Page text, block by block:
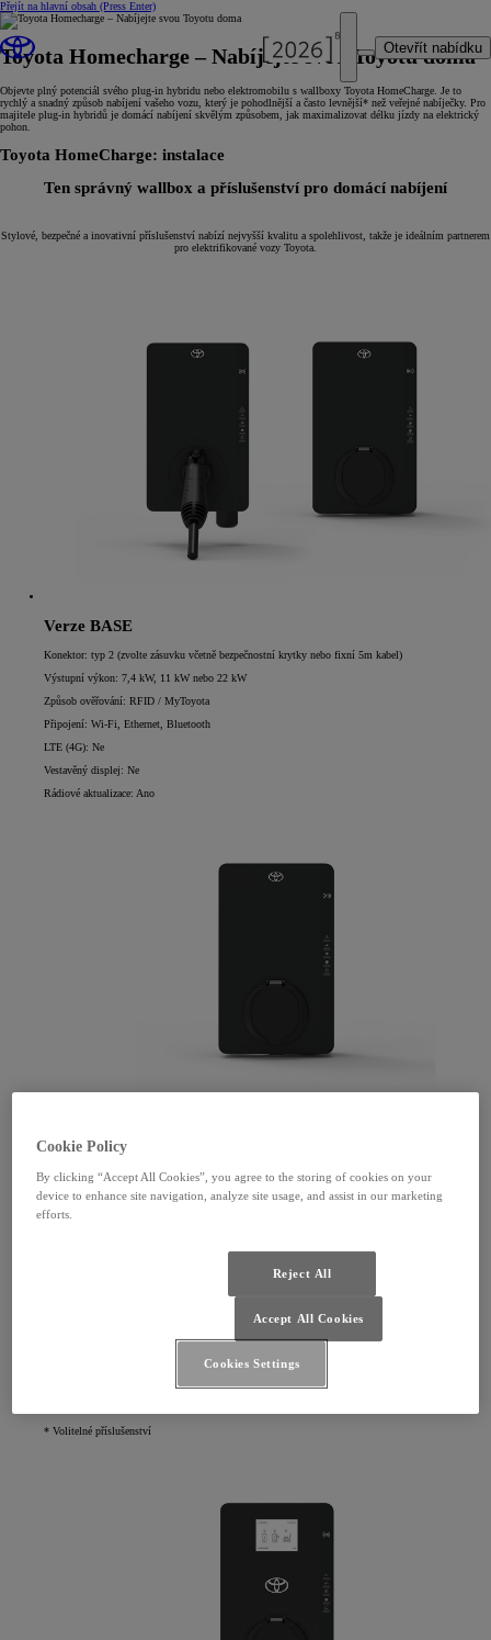
Přejít na hlavní obsah (Press Enter)
Otevřít nabídku
Toyota Homecharge – Nabíjejte svou Toyotu doma
Objevte plný potenciál svého plug-in hybridu nebo elektromobilu s wallboxy Toyota HomeCharge. Je to
rychlý a snadný způsob nabíjení vašeho vozu, který je pohodlnější a často levnější* než veřejné nabíječky. Pro
majitele plug-in hybridů je domácí nabíjení skvělým způsobem, jak maximalizovat délku jízdy na elektrický
pohon.
Toyota HomeCharge: instalace
Ten správný wallbox a příslušenství pro domácí nabíjení
Stylové, bezpečné a inovativní příslušenství nabízí nejvyšší kvalitu a spolehlivost, takže je ideálním partnerem
pro elektrifikované vozy Toyota.
Verze BASE
Konektor: typ 2 (zvolte zásuvku včetně bezpečnostní krytky nebo fixní 5m kabel)
Výstupní výkon: 7,4 kW, 11 kW nebo 22 kW
Způsob ověřování: RFID / MyToyota
Připojení: Wi-Fi, Ethernet, Bluetooth
LTE (4G): Ne
Vestavěný displej: Ne
Rádiové aktualizace: Ano
Verze MID
Konektor: typ 2 (zásuvka, včetně bezpečnostní clonky)
Umístění instalace: uvnitř nebo venku
* Volitelné příslušenství
Cookie Policy
By clicking “Accept All Cookies”, you agree to the storing of cookies on your
device to enhance site navigation, analyze site usage, and assist in our marketing
efforts.
Reject All
Accept All Cookies
Cookies Settings